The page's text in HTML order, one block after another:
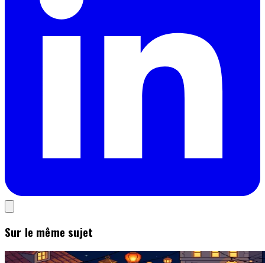
Sur le même sujet